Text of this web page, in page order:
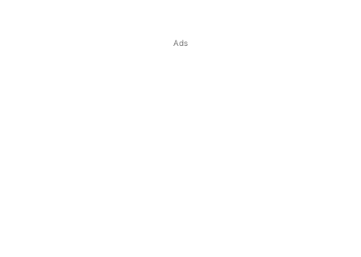
Ads